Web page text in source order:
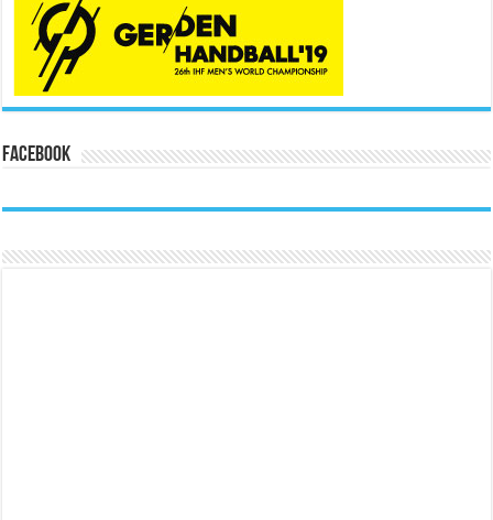
Facebook